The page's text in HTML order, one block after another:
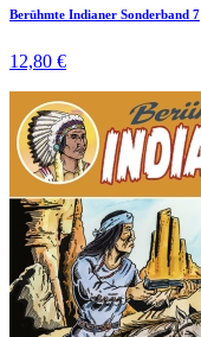
Berühmte Indianer Sonderband 7
12,80 €